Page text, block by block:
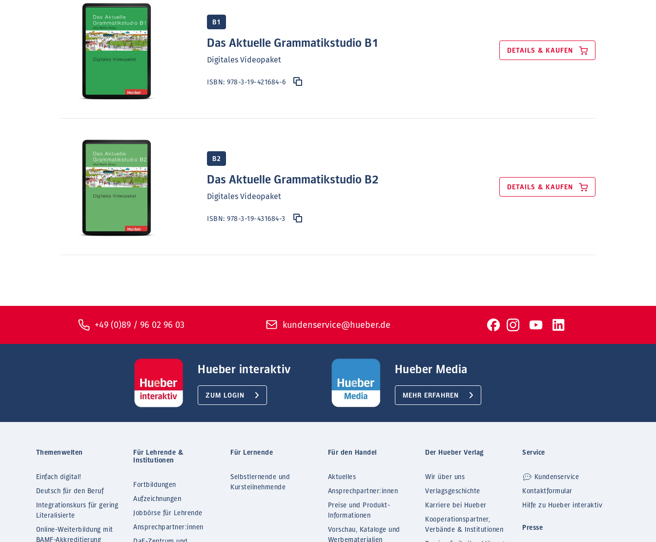
B1
Das Aktuelle Grammatikstudio B1
Digitales Videopaket
ISBN:978-3-19-421684-6
DETAILS & KAUFEN
B2
Das Aktuelle Grammatikstudio B2
Digitales Videopaket
ISBN:978-3-19-431684-3
DETAILS & KAUFEN
+49 (0)89 / 96 02 96 03 kundenservice@hueber.de
Hueber interaktiv
ZUM LOGIN
Hueber Media
MEHR ERFAHREN
Themenwelten
Einfach digital!
Deutsch für den Beruf
Integrationskurs für gering
Literalisierte
Online-Weiterbildung mit
BAMF-Akkreditierung
Für Lehrende &
Institutionen
Fortbildungen
Aufzeichnungen
Jobbörse für Lehrende
Ansprechpartner:innen
Für Lernende
Selbstlernende und
Kursteilnehmende
Für den Handel
Aktuelles
Ansprechpartner:innen
Preise und Produkt-
Informationen
Vorschau, Kataloge und
Werbematerialien
Der Hueber Verlag
Wir über uns
Verlagsgeschichte
Karriere bei Hueber
Kooperationspartner,
Verbände & Institutionen
Service
Kundenservice
Kontaktformular
Hilfe zu Hueber interaktiv
Presse